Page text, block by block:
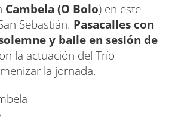
Cambela (O Bolo) en este
Sebastián. Pasacalles con
y baile en sesión de
la actuación del Trío
la jornada.